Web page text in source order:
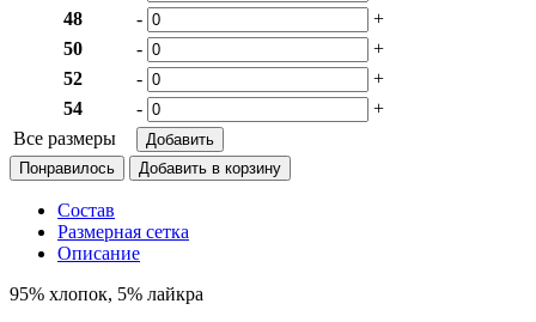
48
-
+
50
-
+
52
-
+
54
-
+
Все размеры
Понравилось
Состав
Размерная сетка
Описание
95% хлопок, 5% лайкра